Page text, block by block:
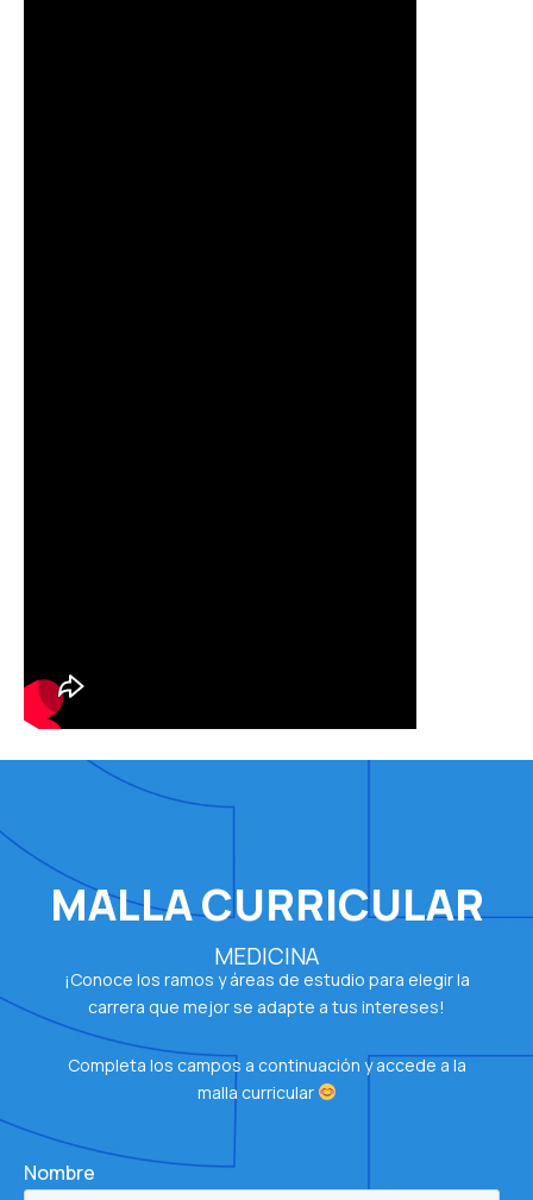
MALLA CURRICULAR
MEDICINA
¡Conoce los ramos y áreas de estudio para elegir la
carrera que mejor se adapte a tus intereses!
Completa los campos a continuación y accede a la
malla curricular